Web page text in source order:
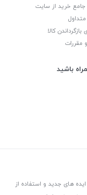
جامع خرید از سایت
کالا
مقررات
باشید
های جدید و استفاده از